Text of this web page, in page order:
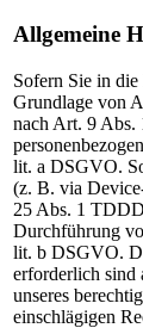
Allgemeine
Sofern Sie in
Grundlage von
nach Art. 9 Abs.
lit. a DSGVO.
(z. B. via
25 Abs. 1
Durchführung
lit. b DSGVO.
erforderlich sind
unseres
einschlägigen